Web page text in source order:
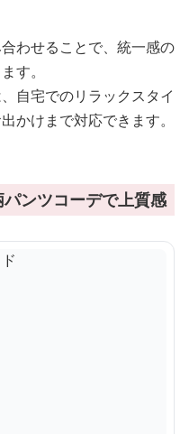
わせることで、統一感の
す。
自宅でのリラックスタイ
かけまで対応できます。
ンツコーデで上質感